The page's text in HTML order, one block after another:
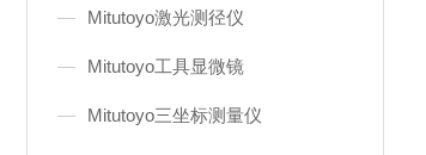
Mitutoyo激光测径仪
Mitutoyo工具显微镜
Mitutoyo三坐标测量仪